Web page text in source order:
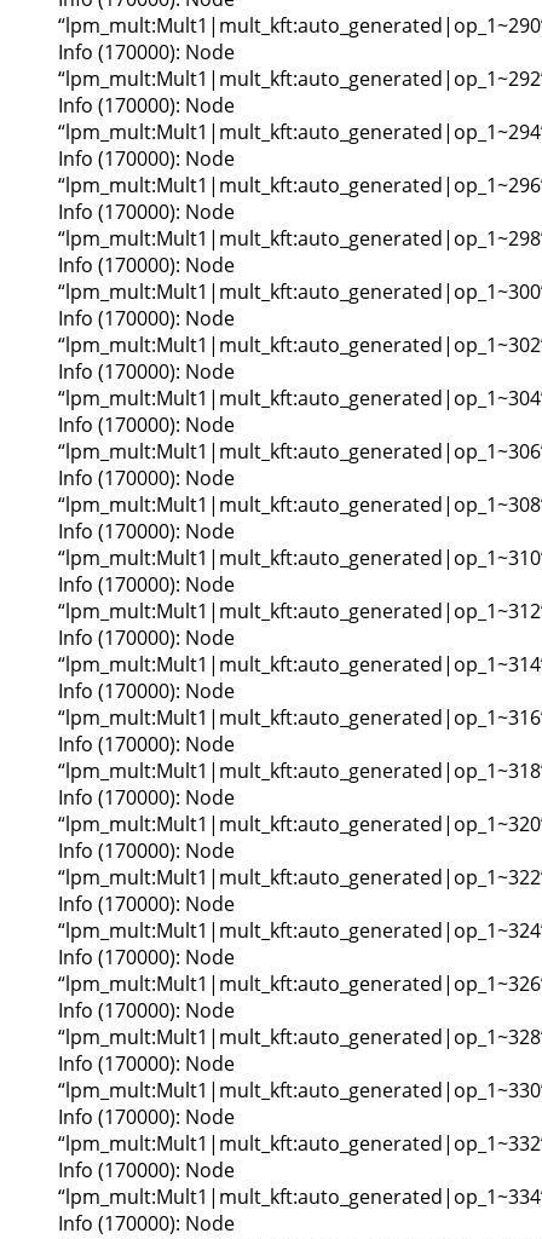
Info (170000): Node
Info (170000): Node
Info (170000): Node
Info (170000): Node
Info (170000): Node
Info (170000): Node
Info (170000): Node
Info (170000): Node
Info (170000): Node
Info (170000): Node
Info (170000): Node
Info (170000): Node
Info (170000): Node
Info (170000): Node
Info (170000): Node
Info (170000): Node
Info (170000): Node
Info (170000): Node
Info (170000): Node
Info (170000): Node
Info (170000): Node
Info (170000): Node
Info (170000): Node